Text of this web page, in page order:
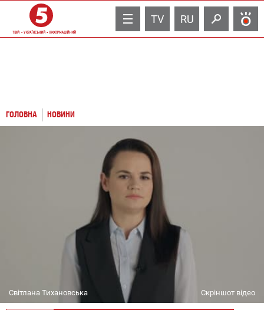
TV RU
ГОЛОВНА НОВИНИ
Світлана Тихановська Скріншот відео